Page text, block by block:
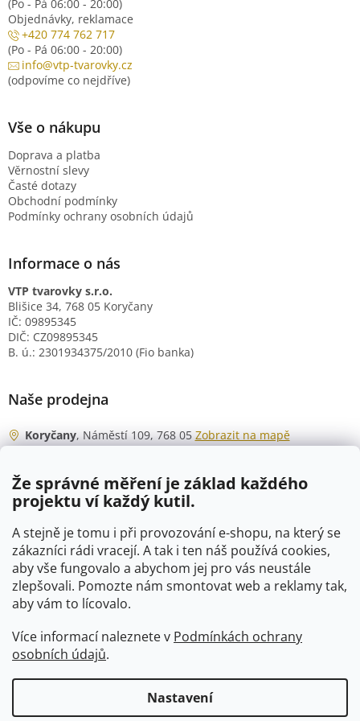
Že správné měření je základ každého
projektu ví každý kutil.
A stejně je tomu i při provozování e-shopu, na který se
zákazníci rádi vracejí. A tak i ten náš používá cookies,
aby vše fungovalo a abychom jej pro vás neustále
zlepšovali. Pomozte nám smontovat web a reklamy tak,
aby vám to lícovalo.
Více informací naleznete v Podmínkách ochrany
osobních údajů.
Nastavení
(Po - Pá 06:00 - 20:00)
Objednávky, reklamace
+420 774 762 717
(Po - Pá 06:00 - 20:00)
info@vtp-tvarovky.cz
(odpovíme co nejdříve)
Vše o nákupu
Doprava a platba
Věrnostní slevy
Časté dotazy
Obchodní podmínky
Podmínky ochrany osobních údajů
Informace o nás
VTP tvarovky s.r.o.
Blišice 34, 768 05 Koryčany
IČ: 09895345
DIČ: CZ09895345
B. ú.: 2301934375/2010 (Fio banka)
Naše prodejna
Koryčany, Náměstí 109, 768 05 Zobrazit na mapě
Po - Čt
06:00 - 07:00
07:30 - 15:30
Pá
06:00 - 07:00
07:30 - 15:00
So
07:00 - 10:00
Ne
zavřeno